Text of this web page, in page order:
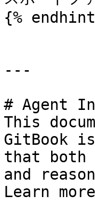
{%
---
# Agent
This
GitBook
that both
and
Learn